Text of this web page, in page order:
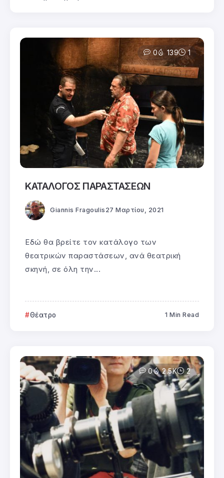
0 139 1
ΚΑΤΑΛΟΓΟΣ ΠΑΡΑΣΤΑΣΕΩΝ
Giannis Fragoulis 27 Μαρτίου, 2021
Εδώ θα βρείτε τον κατάλογο των
θεατρικών παραστάσεων, ανά θεατρική
σκηνή, σε όλη την...
Θέατρο 1 Min Read
0 2.5K 2